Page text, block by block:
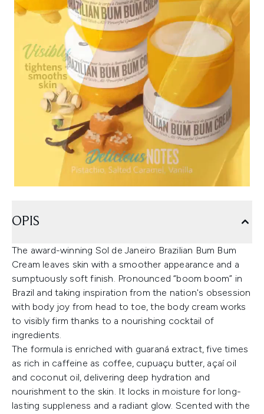
OPIS
The award-winning Sol de Janeiro Brazilian Bum Bum
Cream leaves skin with a smoother appearance and a
sumptuously soft finish. Pronounced “boom boom” in
Brazil and taking inspiration from the nation's obsession
with body joy from head to toe, the body cream works
to visibly firm thanks to a nourishing cocktail of
ingredients.
The formula is enriched with guaraná extract, five times
as rich in caffeine as coffee, cupuaçu butter, açaí oil
and coconut oil, delivering deep hydration and
nourishment to the skin. It locks in moisture for long-
lasting suppleness and a radiant glow. Scented with the